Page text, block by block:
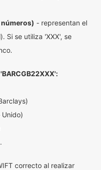
- representan el
Si se utiliza 'XXX', se
Unido)
correcto al realizar